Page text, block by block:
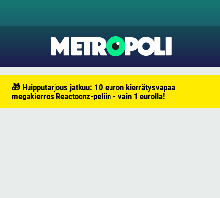
🎁 Huipputarjous jatkuu: 10 euron kierrätysvapaa
megakierros Reactoonz-peliin - vain 1 eurolla!